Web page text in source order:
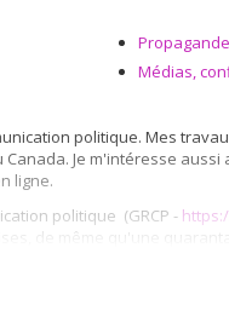
Médias,
politique. Mes
Je m'intéresse
ligne.
politique (GRCP -
de même qu'une
portent sur la